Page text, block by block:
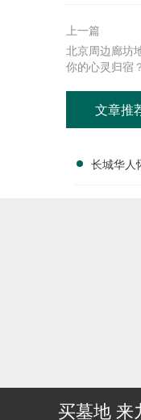
上一篇
北京周边廊坊
你的心灵归宿？
文章推
长城华人
买墓地 来